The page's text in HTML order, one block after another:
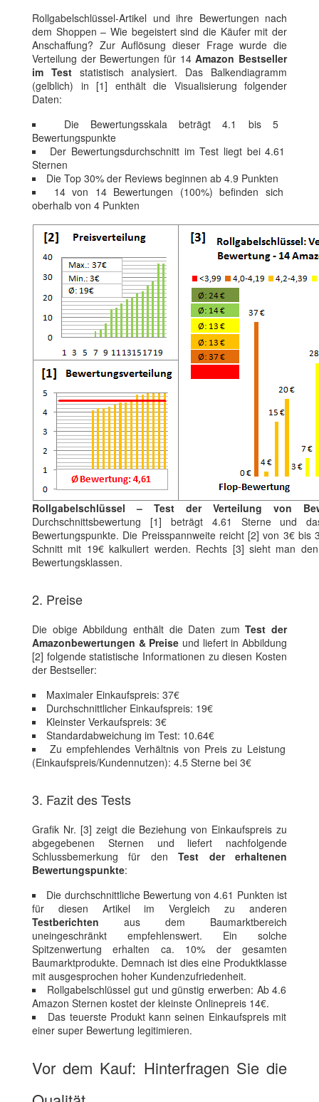
Rollgabelschlüssel-Artikel und ihre Bewertungen nach
dem Shoppen – Wie begeistert sind die Käufer mit der
Anschaffung? Zur Auflösung dieser Frage wurde die
Verteilung der Bewertungen für 14Amazon Bestseller
im Teststatistisch analysiert. Das Balkendiagramm
(gelblich) in [1] enthält die Visualisierung folgender
Daten:
Die Bewertungsskala beträgt 4.1 bis 5
Bewertungspunkte
Der Bewertungsdurchschnitt im Test liegt bei 4.61
Sternen
Die Top 30% der Reviews beginnen ab 4.9 Punkten
14 von 14 Bewertungen (100%) befinden sich
oberhalb von 4 Punkten
Rollgabelschlüssel – Test der Verteilung von
Durchschnittsbewertung [1] beträgt 4.61 Sterne und
Bewertungspunkte. Die Preisspannweite reicht [2] von 3€ bis
Schnitt mit 19€ kalkuliert werden. Rechts [3] sieht man
Bewertungsklassen.
2. Preise
Die obige Abbildung enthält die Daten zumTest der
Amazonbewertungen & Preise und liefert in Abbildung
[2] folgende statistische Informationen zu diesen Kosten
der Bestseller:
Maximaler Einkaufspreis: 37€
Durchschnittlicher Einkaufspreis: 19€
Kleinster Verkaufspreis: 3€
Standardabweichung im Test: 10.64€
Zu empfehlendes Verhältnis von Preis zu Leistung
(Einkaufspreis/Kundennutzen): 4.5 Sterne bei 3€
3. Fazit des Tests
Grafik Nr. [3] zeigt die Beziehung von Einkaufspreis zu
abgegebenen Sternen und liefert nachfolgende
Schlussbemerkung für denTest der erhaltenen
Bewertungspunkte:
Die durchschnittliche Bewertung von 4.61 Punkten ist
für diesen Artikel im Vergleich zu anderen
Testberichten aus dem Baumarktbereich
uneingeschränkt empfehlenswert. Ein solche
Spitzenwertung erhalten ca. 10% der gesamten
Baumarktprodukte. Demnach ist dies eine Produktklasse
mit ausgesprochen hoher Kundenzufriedenheit.
Rollgabelschlüssel gut und günstig erwerben: Ab 4.6
Amazon Sternen kostet der kleinste Onlinepreis 14€.
Das teuerste Produkt kann seinen Einkaufspreis mit
einer super Bewertung legitimieren.
Vor dem Kauf: Hinterfragen Sie die